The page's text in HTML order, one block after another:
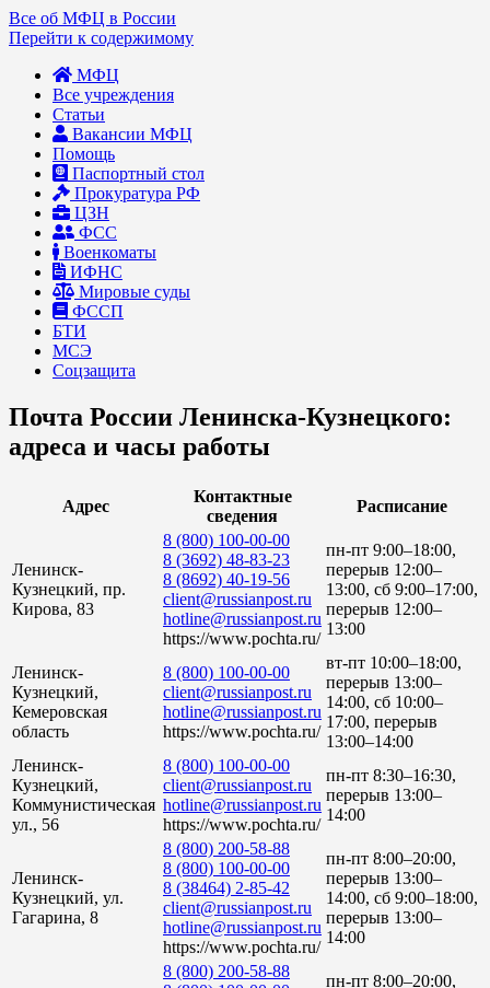
Все об МФЦ в России
Перейти к содержимому
МФЦ
Все учреждения
Статьи
Вакансии МФЦ
Помощь
Паспортный стол
Прокуратура РФ
ЦЗН
ФСС
Военкоматы
ИФНС
Мировые суды
ФССП
БТИ
МСЭ
Соцзащита
Почта России Ленинска-Кузнецкого:
адреса и часы работы
Адрес
Контактные
сведения
Расписание
Ленинск-
Кузнецкий, пр.
Кирова, 83
8 (800) 100-00-00
8 (3692) 48-83-23
8 (8692) 40-19-56
client@russianpost.ru
hotline@russianpost.ru
https://www.pochta.ru/
пн-пт 9:00–18:00,
перерыв 12:00–
13:00, сб 9:00–17:00,
перерыв 12:00–
13:00
Ленинск-
Кузнецкий,
Кемеровская
область
8 (800) 100-00-00
client@russianpost.ru
hotline@russianpost.ru
https://www.pochta.ru/
вт-пт 10:00–18:00,
перерыв 13:00–
14:00, сб 10:00–
17:00, перерыв
13:00–14:00
Ленинск-
Кузнецкий,
Коммунистическая
ул., 56
8 (800) 100-00-00
client@russianpost.ru
hotline@russianpost.ru
https://www.pochta.ru/
пн-пт 8:30–16:30,
перерыв 13:00–
14:00
Ленинск-
Кузнецкий, ул.
Гагарина, 8
8 (800) 200-58-88
8 (800) 100-00-00
8 (38464) 2-85-42
client@russianpost.ru
hotline@russianpost.ru
https://www.pochta.ru/
пн-пт 8:00–20:00,
перерыв 13:00–
14:00, сб 9:00–18:00,
перерыв 13:00–
14:00
8 (800) 200-58-88
пн-пт 8:00–20:00,